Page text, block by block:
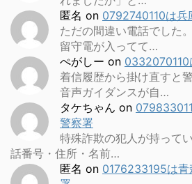
匿名 on 0792740110は兵
ただの間違い電話でした
留守電が入ってて…
ぺがしー on 0332070110
着信履歴から掛け直すと
音声ガイダンスが自…
タケちゃん on
警察署
特殊詐欺の犯人が持って
話番号・住所・名前…
匿名 on 0176233195は